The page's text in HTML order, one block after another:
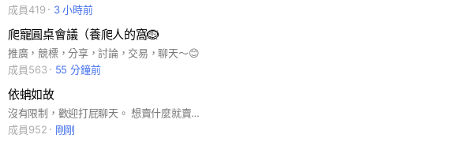
成員419
3 小時前
爬寵圓桌會議（養爬人的窩🪹
推廣，競標，分享，討論，交易，聊天～😊
成員563
55 分鐘前
依蚺如故
沒有限制，歡迎打屁聊天。 想賣什麼就賣什麼！ 在這裡可以分享交流大家的爬寵 及討論飼養方式 也歡迎放毒
成員952
剛剛